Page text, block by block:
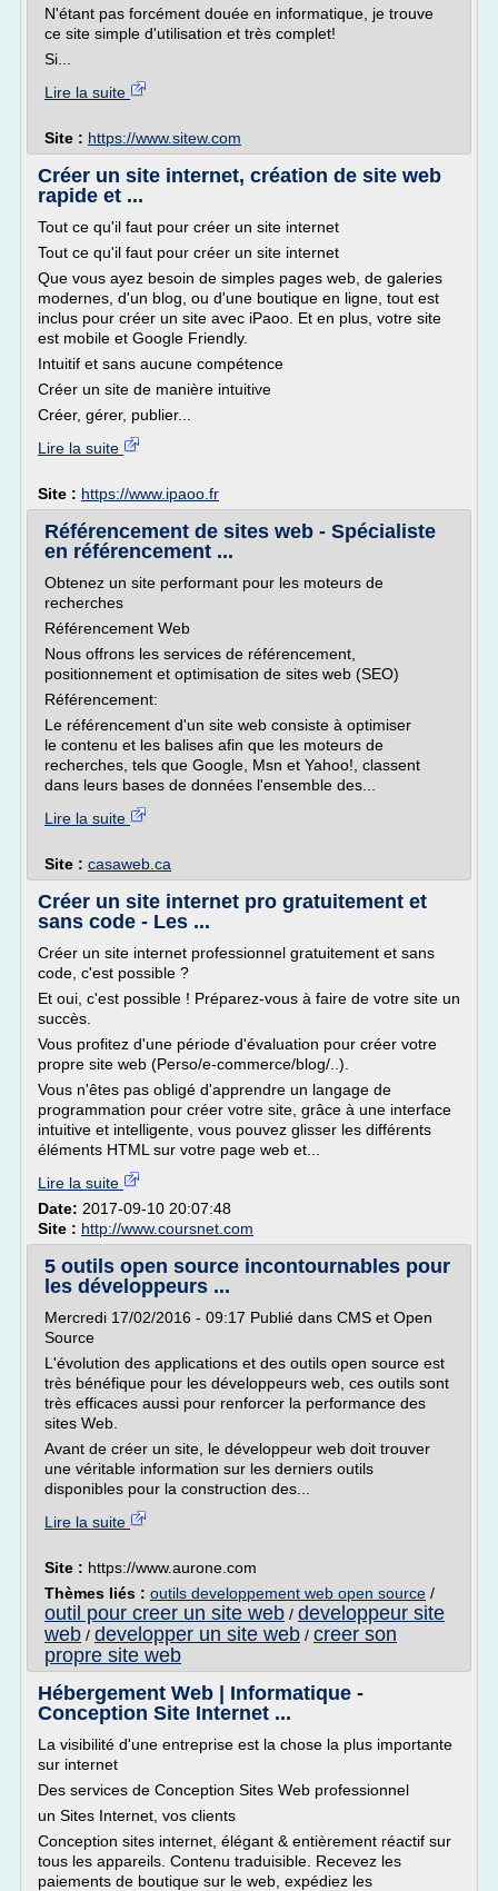
N'étant pas forcément douée en informatique, je trouve
ce site simple d'utilisation et très complet!
Si...
Lire la suite
Site : https://www.sitew.com
Créer un site internet, création de site web
rapide et ...
Tout ce qu'il faut pour créer un site internet
Tout ce qu'il faut pour créer un site internet
Que vous ayez besoin de simples pages web, de galeries
modernes, d'un blog, ou d'une boutique en ligne, tout est
inclus pour créer un site avec iPaoo. Et en plus, votre site
est mobile et Google Friendly.
Intuitif et sans aucune compétence
Créer un site de manière intuitive
Créer, gérer, publier...
Lire la suite
Site : https://www.ipaoo.fr
Référencement de sites web - Spécialiste
en référencement ...
Obtenez un site performant pour les moteurs de
recherches
Référencement Web
Nous offrons les services de référencement,
positionnement et optimisation de sites web (SEO)
Référencement:
Le référencement d'un site web consiste à optimiser
le contenu et les balises afin que les moteurs de
recherches, tels que Google, Msn et Yahoo!, classent
dans leurs bases de données l'ensemble des...
Lire la suite
Site : casaweb.ca
Créer un site internet pro gratuitement et
sans code - Les ...
Créer un site internet professionnel gratuitement et sans
code, c'est possible ?
Et oui, c'est possible ! Préparez-vous à faire de votre site un
succès.
Vous profitez d'une période d'évaluation pour créer votre
propre site web (Perso/e-commerce/blog/..).
Vous n'êtes pas obligé d'apprendre un langage de
programmation pour créer votre site, grâce à une interface
intuitive et intelligente, vous pouvez glisser les différents
éléments HTML sur votre page web et...
Lire la suite
Date: 2017-09-10 20:07:48
Site : http://www.coursnet.com
5 outils open source incontournables pour
les développeurs ...
Mercredi 17/02/2016 - 09:17 Publié dans CMS et Open
Source
L'évolution des applications et des outils open source est
très bénéfique pour les développeurs web, ces outils sont
très efficaces aussi pour renforcer la performance des
sites Web.
Avant de créer un site, le développeur web doit trouver
une véritable information sur les derniers outils
disponibles pour la construction des...
Lire la suite
Site : https://www.aurone.com
Thèmes liés : outils developpement web open source /
outil pour creer un site web / developpeur site
web / developper un site web / creer son
propre site web
Hébergement Web | Informatique -
Conception Site Internet ...
La visibilité d'une entreprise est la chose la plus importante
sur internet
Des services de Conception Sites Web professionnel
un Sites Internet, vos clients
Conception sites internet, élégant & entièrement réactif sur
tous les appareils. Contenu traduisible. Recevez les
paiements de boutique sur le web, expédiez les